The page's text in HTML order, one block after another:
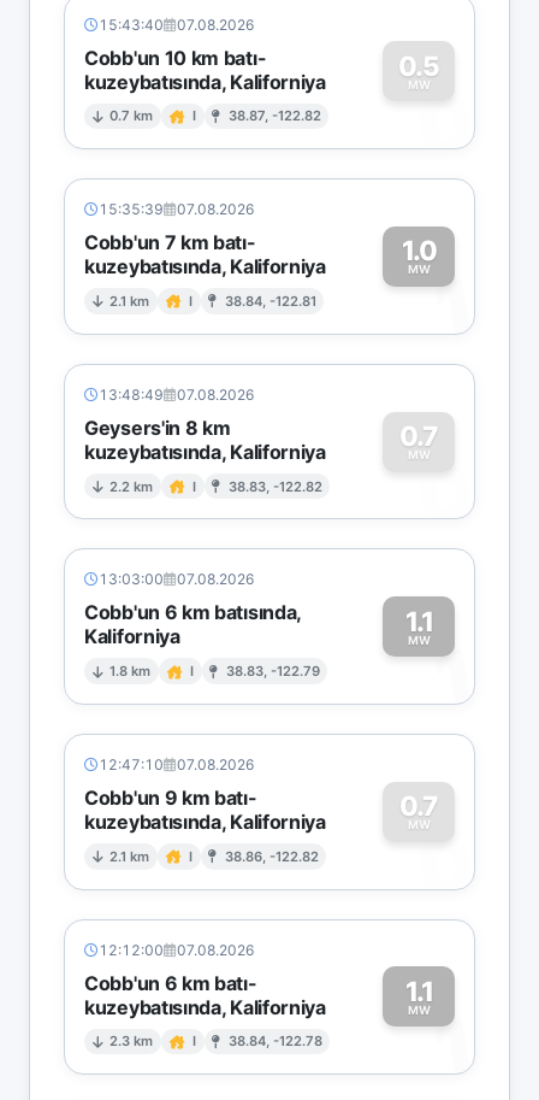
15:43:40 07.08.2026
Cobb'un 10 km batı-
kuzeybatısında, Kaliforniya
0.7 km I 38.87, -122.82
0.5
MW
0
15:35:39 07.08.2026
Cobb'un 7 km batı-
kuzeybatısında, Kaliforniya
2.1 km I 38.84, -122.81
1.0
MW1
13:48:49 07.08.2026
Geysers'in 8 km
kuzeybatısında, Kaliforniya
2.2 km I 38.83, -122.82
0.7
MW
0
13:03:00 07.08.2026
Cobb'un 6 km batısında,
Kaliforniya
1.8 km I 38.83, -122.79
1.1
MW1
12:47:10 07.08.2026
Cobb'un 9 km batı-
kuzeybatısında, Kaliforniya
2.1 km I 38.86, -122.82
0.7
MW
0
12:12:00 07.08.2026
Cobb'un 6 km batı-
kuzeybatısında, Kaliforniya
2.3 km I 38.84, -122.78
1.1
MW1